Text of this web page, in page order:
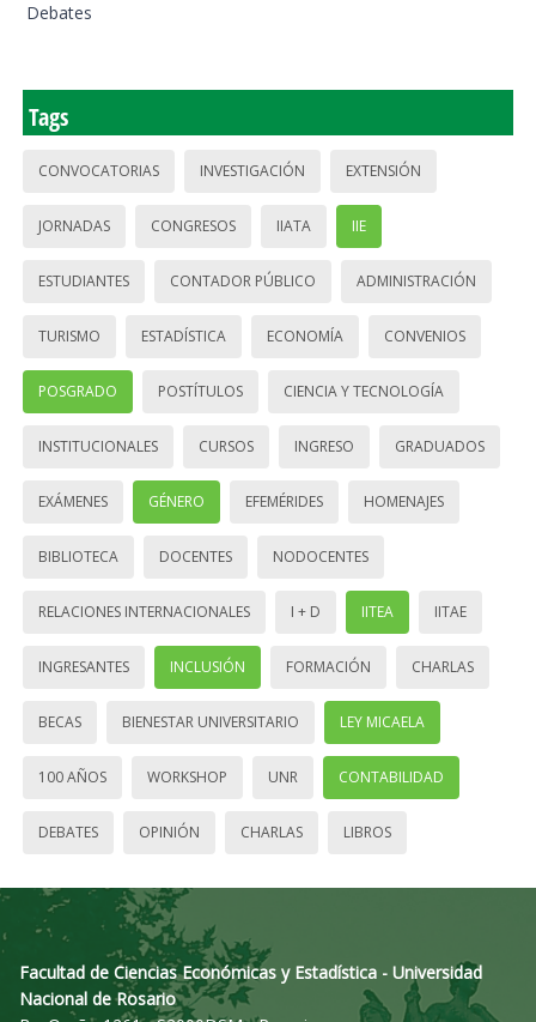
Debates
Tags
CONVOCATORIAS INVESTIGACIÓN EXTENSIÓN
JORNADAS CONGRESOS IIATA IIE
ESTUDIANTES CONTADOR PÚBLICO ADMINISTRACIÓN
TURISMO ESTADÍSTICA ECONOMÍA CONVENIOS
POSGRADO POSTÍTULOS CIENCIA Y TECNOLOGÍA
INSTITUCIONALES CURSOS INGRESO GRADUADOS
EXÁMENES GÉNERO EFEMÉRIDES HOMENAJES
BIBLIOTECA DOCENTES NODOCENTES
RELACIONES INTERNACIONALES I + D IITEA IITAE
INGRESANTES INCLUSIÓN FORMACIÓN CHARLAS
BECAS BIENESTAR UNIVERSITARIO LEY MICAELA
100 AÑOS WORKSHOP UNR CONTABILIDAD
DEBATES OPINIÓN CHARLAS LIBROS
Facultad de Ciencias Económicas y Estadística - Universidad
Nacional de Rosario